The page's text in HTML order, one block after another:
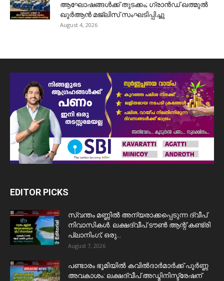
ആഘോഷങ്ങൾക്ക് തുടക്കം; ഗ്രാൻഡ് ഖത്മുൽ
ഖുർആൻ മജ്‌ലിസ് സംഘടിപ്പിച്ചു
August 4, 2026
EDITOR PICKS
സ്വന്തം മണ്ണിൽ അന്യരാക്കപ്പെടുന്ന ദ്വീപ്
നിവാസികൾ. ലക്ഷദ്വീപ് ടൗൺ ആന്റ് കണ്ട്രി
പ്ലാനിംഗ്; ഒരു...
August 7, 2026
പണ്ടാരം ഭൂമിയിൽ കവിൽദാർമാർക്ക് പൂർണ്ണ
അവകാശം: ലക്ഷദ്വീപ് അഡ്മിനിസ്ട്രേഷന്